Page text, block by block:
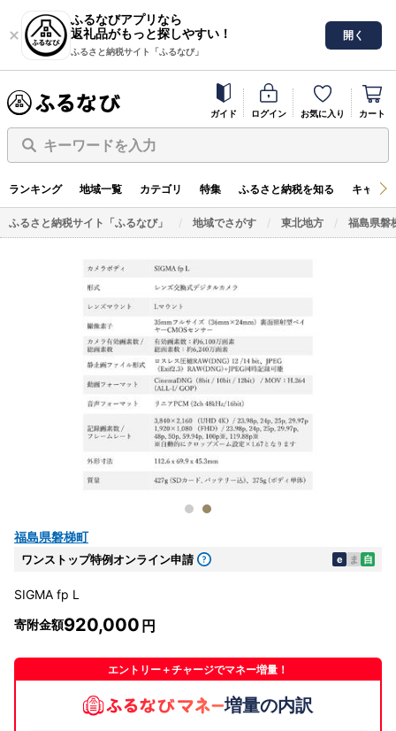
ふるなびアプリなら
返礼品がもっと探しやすい！
ふるさと納税サイト「ふるなび」
開く
ガイド ログイン お気に入り カート
キーワードを入力
ランキング 地域一覧 カテゴリ 特集 ふるさと納税を知る キャン
ふるさと納税サイト「ふるなび」 地域でさがす 東北地方 福島県磐
福島県磐梯町
ワンストップ特例オンライン申請 e ま 自
SIGMA fp L
寄附金額920,000
エントリー＋チャージでマネー増量！
増量の内訳